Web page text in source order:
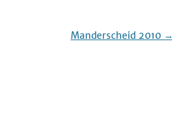
Manderscheid 2010 →